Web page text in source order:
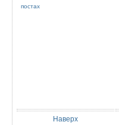
постах
Наверх